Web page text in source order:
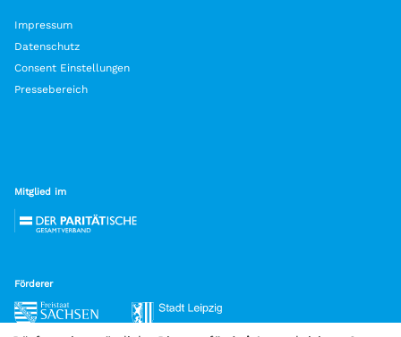
Impressum
Datenschutz
Consent Einstellungen
Pressebereich
Mitglied im
Förderer